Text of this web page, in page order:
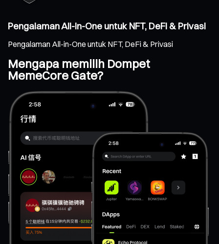
Pengalaman All-in-One untuk NFT, DeFi & Privasi
Pengalaman All-in-One untuk NFT, DeFi & Privasi
Mengapa memilih Dompet
MemeCore Gate?